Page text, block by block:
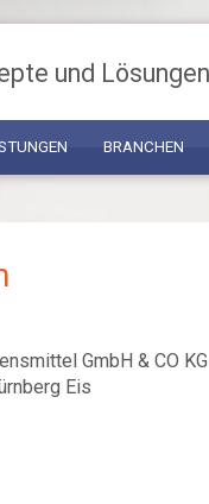
BRANCHEN
und
GmbH & CO KG
Eis